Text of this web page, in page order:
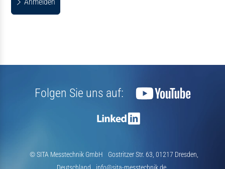
Folgen Sie uns auf:
© SITA Messtechnik GmbH
Gostritzer Str. 63, 01217 Dresden,
Deutschland
info@sita-messtechnik.de